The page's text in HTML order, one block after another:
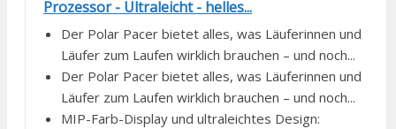
Prozessor - Ultraleicht - helles...
Der Polar Pacer bietet alles, was Läuferinnen und
Läufer zum Laufen wirklich brauchen – und noch...
Der Polar Pacer bietet alles, was Läuferinnen und
Läufer zum Laufen wirklich brauchen – und noch...
MIP-Farb-Display und ultraleichtes Design: